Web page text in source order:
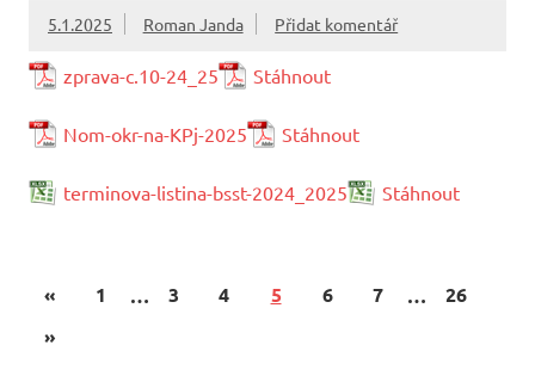
5.1.2025 Roman Janda Přidat komentář
zprava-c.10-24_25 Stáhnout
Nom-okr-na-KPj-2025 Stáhnout
terminova-listina-bsst-2024_2025 Stáhnout
« 1 … 3 4 5 6 7 …
26
»